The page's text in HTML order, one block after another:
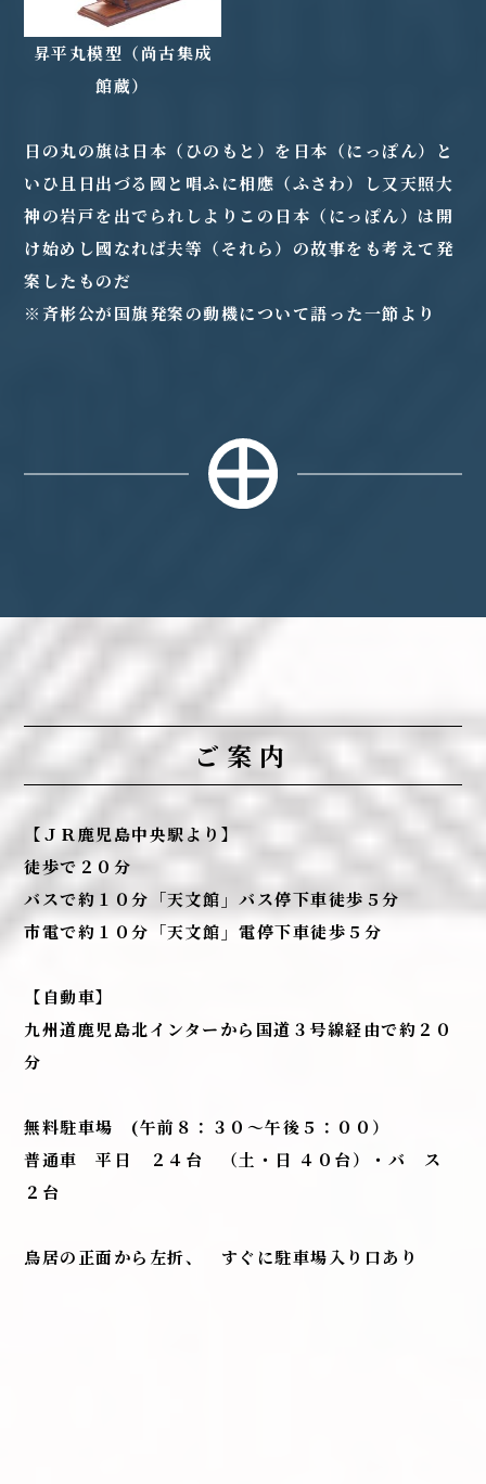
昇平丸模型（尚古集成
館蔵）
日の丸の旗は日本（ひのもと）を日本（にっぽん）と
いひ且日出づる國と唱ふに相應（ふさわ）し又天照大
神の岩戸を出でられしよりこの日本（にっぽん）は開
け始めし國なれば夫等（それら）の故事をも考えて発
案したものだ
※斉彬公が国旗発案の動機について語った一節より
ご案内
【ＪＲ鹿児島中央駅より】
徒歩で２０分
バスで約１０分「天文館」バス停下車徒歩５分
市電で約１０分「天文館」電停下車徒歩５分
【自動車】
九州道鹿児島北インターから国道３号線経由で約２０
分
無料駐車場 (午前８：３０～午後５：００）
普通車 平日 ２４台 （土・日 ４０台）・バ ス
２台
鳥居の正面から左折、 すぐに駐車場入り口あり